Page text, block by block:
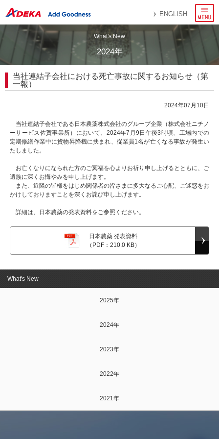
ENGLISH
ニ
ュ
What's New
2024年
当社連結子会社における死亡事故に関するお知らせ（第
一報）
2024年07月10日
当社連結子会社である日本農薬株式会社のグループ企業（株式会社ニチノ
ーサービス佐賀事業所）において、2024年7月9日午後3時頃、工場内での
定期修繕作業中に貨物昇降機に挟まれ、従業員1名が亡くなる事故が発生い
たしました。
お亡くなりになられた方のご冥福を心よりお祈り申し上げるとともに、ご
遺族に深くお悔やみを申し上げます。
また、近隣の皆様をはじめ関係者の皆さまに多大なるご心配、ご迷惑をお
かけしておりますことを深くお詫び申し上げます。
詳細は、日本農薬の発表資料をご参照ください。
日本農薬 発表資料
（PDF：210.0 KB）
What's New
2025年
2024年
2023年
2022年
2021年